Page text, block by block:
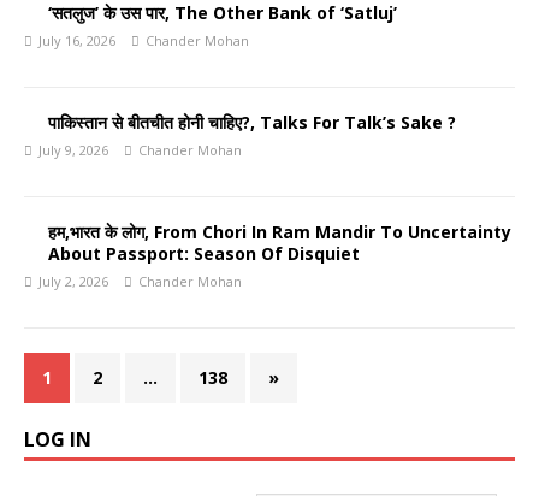
‘सतलुज’ के उस पार, The Other Bank of ‘Satluj’
July 16, 2026 Chander Mohan
पाकिस्तान से बीतचीत होनी चाहिए?, Talks For Talk’s Sake ?
July 9, 2026 Chander Mohan
हम,भारत के लोग, From Chori In Ram Mandir To Uncertainty
About Passport: Season Of Disquiet
July 2, 2026 Chander Mohan
1 2 … 138 »
LOG IN